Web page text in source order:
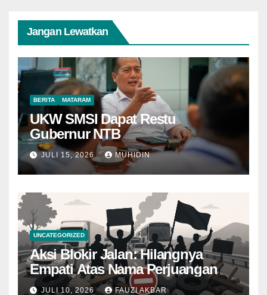
Jangan Lewatkan
BERITA MATARAM
UKW SMSI Dapat Restu
Gubernur NTB
JULI 15, 2026 MUHIDIN
UNCATEGORIZED
Aksi Blokir Jalan: Hilangnya
Empati Atas Nama Perjuangan
JULI 10, 2026 FAUZI AKBAR